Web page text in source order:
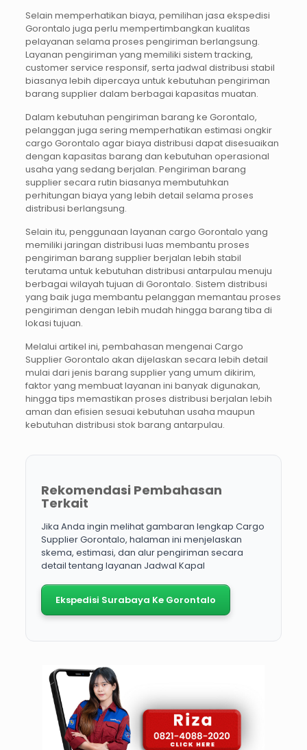
Selain memperhatikan biaya, pemilihan jasa ekspedisi
Gorontalo juga perlu mempertimbangkan kualitas
pelayanan selama proses pengiriman berlangsung.
Layanan pengiriman yang memiliki sistem tracking,
customer service responsif, serta jadwal distribusi stabil
biasanya lebih dipercaya untuk kebutuhan pengiriman
barang supplier dalam berbagai kapasitas muatan.
Dalam kebutuhan pengiriman barang ke Gorontalo,
pelanggan juga sering memperhatikan estimasi ongkir
cargo Gorontalo agar biaya distribusi dapat disesuaikan
dengan kapasitas barang dan kebutuhan operasional
usaha yang sedang berjalan. Pengiriman barang
supplier secara rutin biasanya membutuhkan
perhitungan biaya yang lebih detail selama proses
distribusi berlangsung.
Selain itu, penggunaan layanan cargo Gorontalo yang
memiliki jaringan distribusi luas membantu proses
pengiriman barang supplier berjalan lebih stabil
terutama untuk kebutuhan distribusi antarpulau menuju
berbagai wilayah tujuan di Gorontalo. Sistem distribusi
yang baik juga membantu pelanggan memantau proses
pengiriman dengan lebih mudah hingga barang tiba di
lokasi tujuan.
Melalui artikel ini, pembahasan mengenai Cargo
Supplier Gorontalo akan dijelaskan secara lebih detail
mulai dari jenis barang supplier yang umum dikirim,
faktor yang membuat layanan ini banyak digunakan,
hingga tips memastikan proses distribusi berjalan lebih
aman dan efisien sesuai kebutuhan usaha maupun
kebutuhan distribusi stok barang antarpulau.
Rekomendasi Pembahasan
Terkait
Jika Anda ingin melihat gambaran lengkap Cargo
Supplier Gorontalo, halaman ini menjelaskan
skema, estimasi, dan alur pengiriman secara
detail tentang layanan Jadwal Kapal
Ekspedisi Surabaya Ke Gorontalo